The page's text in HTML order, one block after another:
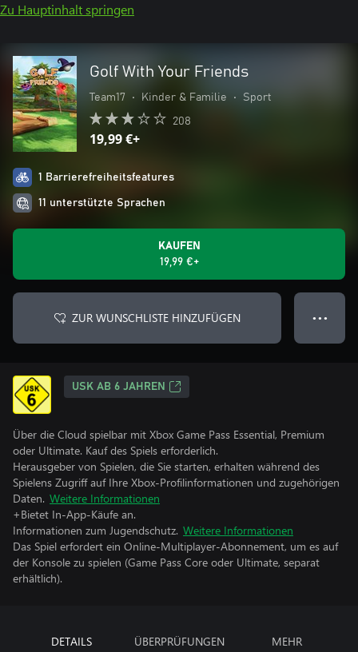
Zu Hauptinhalt springen
Golf With Your Friends
Team17 • Kinder & Familie • Sport
208
19,99 €+
1 Barrierefreiheitsfeatures
11 unterstützte Sprachen
KAUFEN
19,99 €+
ZUR WUNSCHLISTE HINZUFÜGEN ● ● ●
USK AB 6 JAHREN
Über die Cloud spielbar mit Xbox Game Pass Essential, Premium
oder Ultimate. Kauf des Spiels erforderlich.
Herausgeber von Spielen, die Sie starten, erhalten während des
Spielens Zugriff auf Ihre Xbox-Profilinformationen und zugehörigen
Daten. Weitere Informationen
+Bietet In-App-Käufe an.
Informationen zum Jugendschutz. Weitere Informationen
Das Spiel erfordert ein Online-Multiplayer-Abonnement, um es auf
der Konsole zu spielen (Game Pass Core oder Ultimate, separat
erhältlich).
DETAILS ÜBERPRÜFUNGEN MEHR